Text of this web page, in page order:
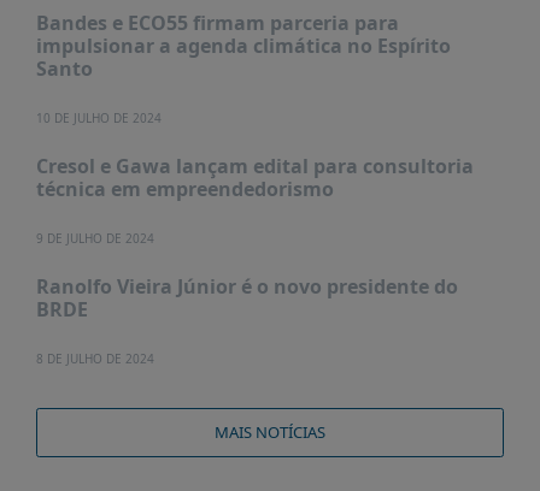
Bandes e ECO55 firmam parceria para
impulsionar a agenda climática no Espírito
Santo
10 DE JULHO DE 2024
Cresol e Gawa lançam edital para consultoria
técnica em empreendedorismo
9 DE JULHO DE 2024
Ranolfo Vieira Júnior é o novo presidente do
BRDE
8 DE JULHO DE 2024
MAIS NOTÍCIAS